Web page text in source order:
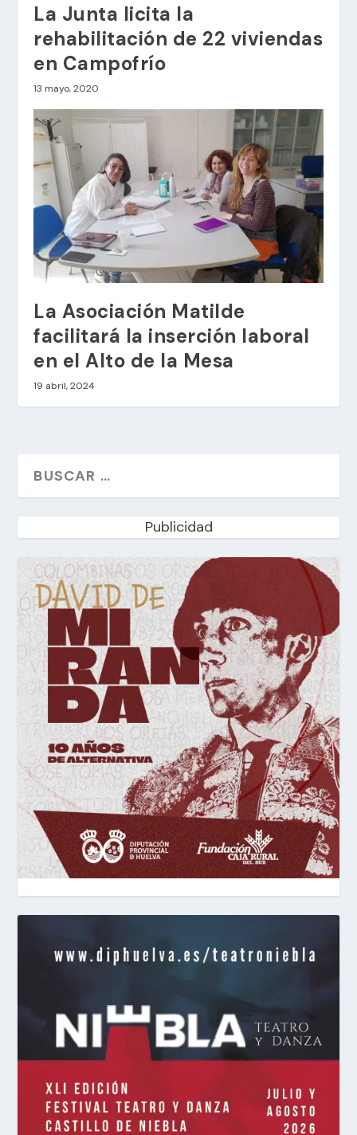
La Junta licita la
rehabilitación de 22 viviendas
en Campofrío
13 mayo, 2020
La Asociación Matilde
facilitará la inserción laboral
en el Alto de la Mesa
19 abril, 2024
Publicidad